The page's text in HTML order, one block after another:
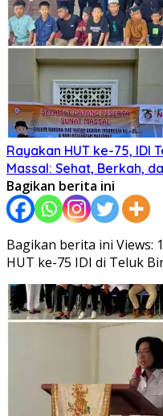
Rayakan HUT ke-75, IDI
Massal: Sehat, Berkah,
Bagikan berita ini
Bagikan berita ini Views:
HUT ke-75 IDI di Teluk